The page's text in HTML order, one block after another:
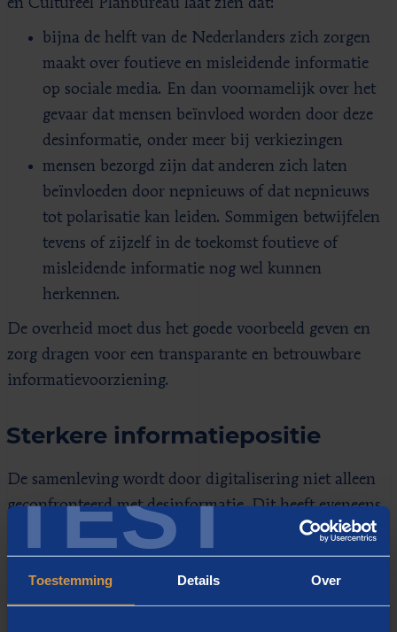
TEST
Toestemming Details Over
en Cultureel Planbureau laat zien dat:
bijna de helft van de Nederlanders zich zorgen
maakt over foutieve en misleidende informatie
op sociale media. En dan voornamelijk over het
gevaar dat mensen beïnvloed worden door deze
desinformatie, onder meer bij verkiezingen
mensen bezorgd zijn dat anderen zich laten
beïnvloeden door nepnieuws of dat nepnieuws
tot polarisatie kan leiden. Sommigen betwijfelen
tevens of zijzelf in de toekomst foutieve of
misleidende informatie nog wel kunnen
herkennen.
De overheid moet dus het goede voorbeeld geven en
zorg dragen voor een transparante en betrouwbare
informatievoorziening.
Sterkere informatiepositie
De samenleving wordt door digitalisering niet alleen
geconfronteerd met desinformatie. Dit heeft eveneens,
meer positief gezien, de informatiepositie van de
burger versterkt. Die heeft immers toegang tot veel
meer informatiebronnen dan in het verleden. Zo is het
zelf meten van de luchtkwaliteit vele malen